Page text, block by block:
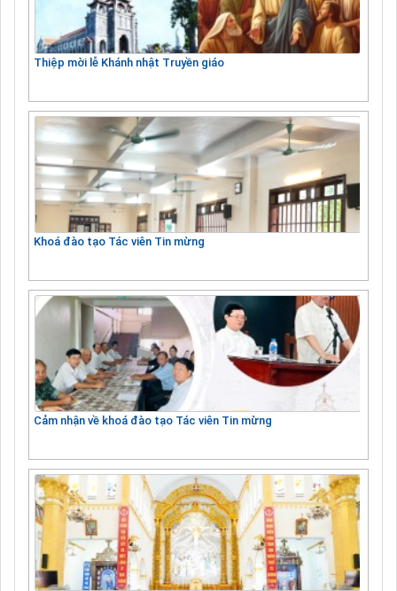
Thiệp mời lễ Khánh nhật Truyền giáo
Khoá đào tạo Tác viên Tin mừng
Cảm nhận về khoá đào tạo Tác viên Tin mừng